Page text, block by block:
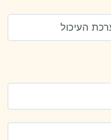
העיכול